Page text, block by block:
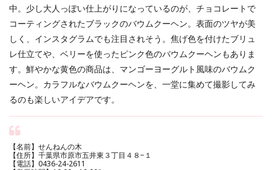
中。少し大人っぽい仕上がりになっているのが、チョコレートで
コーティングされたブラックのバウムクーヘン。表面のツヤが美
しく、インスタグラムでも注目されそう。焦げ色を付けたブリュ
レ仕立てや、ベリーを使ったピンク色のバウムクーヘンもありま
す。鮮やかな黄色の商品は、マンゴーヨーグルト風味のバウムク
ーヘン。カラフルなバウムクーヘンを、一堂に集めて撮影してみ
るのも楽しいアイデアです。
【名前】せんねんの木
【住所】千葉県市原市五井東３丁目４８−１
【電話】0436-24-2611